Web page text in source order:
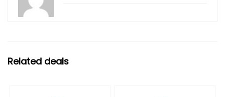
Related deals